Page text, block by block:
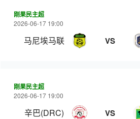
刚果民主超
2026-06-17 19:00
马尼埃马联 VS
刚果民主超
2026-06-17 19:00
辛巴(DRC) VS